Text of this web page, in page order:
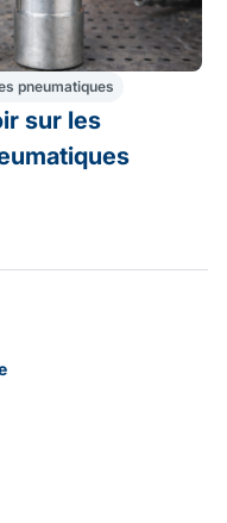
pneumatiques
sur les